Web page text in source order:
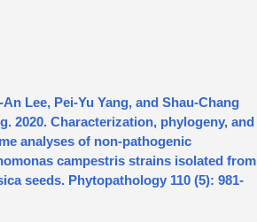
An Lee, Pei-Yu Yang, and Shau-Chang
2020. Characterization, phylogeny, and
analyses of non-pathogenic
campestris strains isolated from
seeds. Phytopathology 110 (5): 981-